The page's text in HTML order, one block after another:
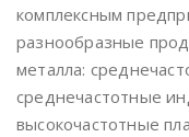
комплексным
разнообразные
металла:
среднечастотные
высокочастотные